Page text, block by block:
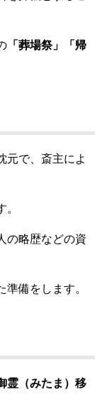
「葬場祭」「帰
元で、斎主によ
の略歴などの資
備をします。
霊（みたま）移